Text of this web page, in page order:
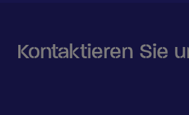
Kontaktieren Sie